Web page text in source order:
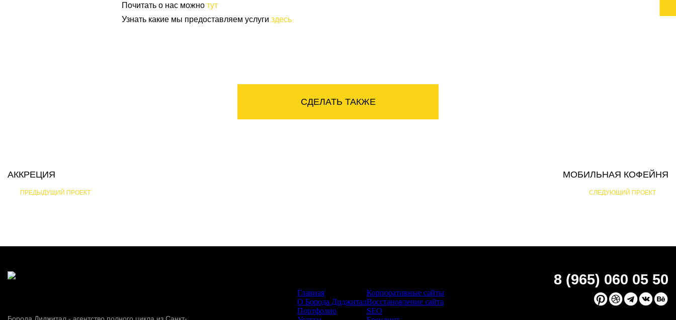
Почитать о нас можно тут
Узнать какие мы предоставляем услуги здесь
СДЕЛАТЬ ТАКЖЕ
АККРЕЦИЯ
ПРЕДЫДУЩИЙ ПРОЕКТ
МОБИЛЬНАЯ КОФЕЙНЯ
СЛЕДУЮЩИЙ ПРОЕКТ
Борода Диджитал - агентство полного цикла из Санкт-
Главная
О Борода Диджитал
Портфолио
Корпоративные сайты
Восстановление сайта
SEO
8 (965) 060 05 50